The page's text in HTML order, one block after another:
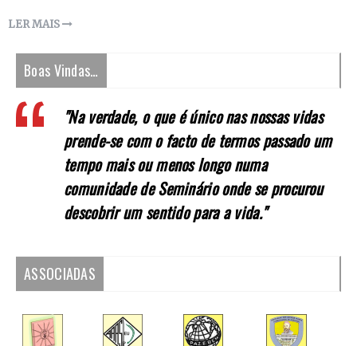
LER MAIS
Boas Vindas…
"Na verdade, o que é único nas nossas vidas
prende-se com o facto de termos passado um
tempo mais ou menos longo numa
comunidade de Seminário onde se procurou
descobrir um sentido para a vida."
ASSOCIADAS